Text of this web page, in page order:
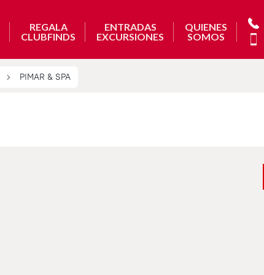
REGALA
CLUBFINDS
ENTRADAS
EXCURSIONES
QUIENES
SOMOS
PIMAR & SPA